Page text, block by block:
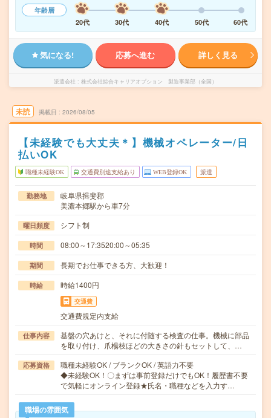
年齢層
20代
30代 40代 50代 60代
気になる! 応募へ進む 詳しく見る
派遣会社 株式会社綜合キャリアオプション 製造事業部（全国）
未読 掲載日 2026/08/05
【未経験でも大丈夫＊】機械オペレーター/日
払いOK
職種未経験OK 交通費別途支給あり WEB登録OK 派遣
勤務地
岐阜県揖斐郡
美濃本郷駅から車7分
曜日頻度 シフト制
時間 08:00～17:3520:00～05:35
期間 長期でお仕事できる方、大歓迎！
時給 時給1400円
交通費
交通費規定内支給
仕事内容
基盤の穴あけと、それに付随する検査の仕事。機械に部品
を取り付け、爪楊枝ほどの大きさの針もセットして、…
応募資格
職種未経験OK / ブランクOK / 英語力不要
◆未経験OK！〇まずは事前登録だけでもOK！履歴書不要
で気軽にオンライン登録★氏名・職種などを入力す…
職場の雰囲気